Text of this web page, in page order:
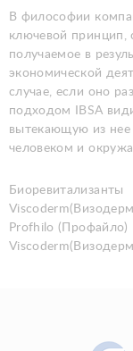
В философии
ключевой принцип,
получаемое в
экономической
случае, если оно
подходом IBSA
вытекающую из нее
человеком и
Биоревитализанты
Profhilo (Профайло)